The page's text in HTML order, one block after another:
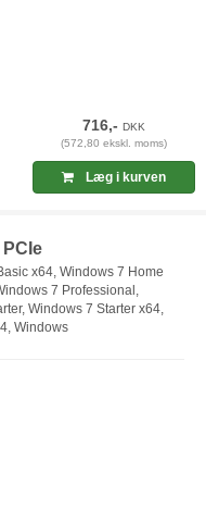
716,-DKK
(572,80 ekskl. moms)
Læg i kurven
x64, Windows 7 Home
7 Professional,
Windows 7 Starter x64,
Windows